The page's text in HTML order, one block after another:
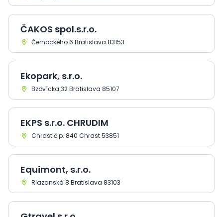
ČAKOS spol.s.r.o.
Černockého 6 Bratislava 83153
Ekopark, s.r.o.
Bzovícka 32 Bratislava 85107
EKPS s.r.o. CHRUDIM
Chrast č.p. 840 Chrast 53851
Equimont, s.r.o.
Riazanská 8 Bratislava 83103